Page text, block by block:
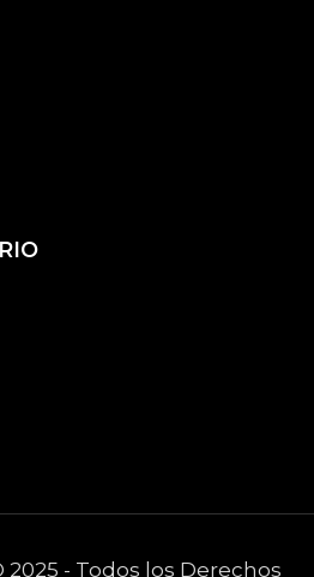
- Todos los Derechos